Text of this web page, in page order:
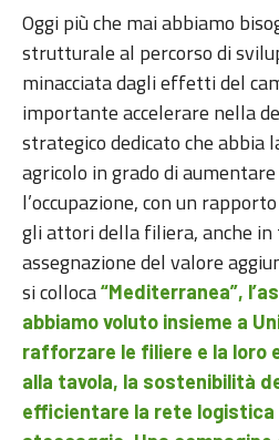
Oggi più che mai abbiamo
strutturale al percorso di
minacciata dagli effetti del
importante accelerare nella
strategico dedicato che abbia
agricolo in grado di
l’occupazione, con un
gli attori della filiera, anche
assegnazione del valore
si colloca“Mediterranea”,
abbiamo voluto insieme a
rafforzare le filiere e la loro
alla tavola, la sostenibilità
efficientare la rete logistica